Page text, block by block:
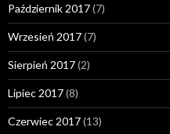
Październik 2017(7)
Wrzesień 2017(7)
Sierpień 2017(2)
Lipiec 2017(8)
Czerwiec 2017(13)